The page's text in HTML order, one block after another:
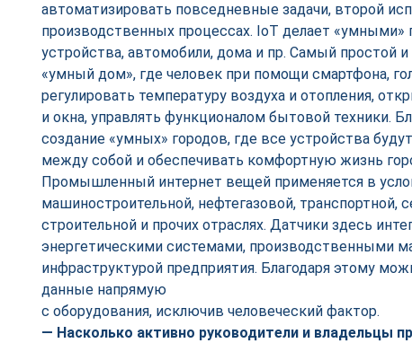
автоматизировать повседневные задачи, второй
производственных процессах. IoT делает
устройства, автомобили, дома и пр. Самый простой
«умный дом», где человек при помощи смартфона,
регулировать температуру воздуха и отопления,
и окна, управлять функционалом бытовой техники.
создание «умных» городов, где все устройства
между собой и обеспечивать комфортную жизнь
Промышленный интернет вещей применяется в
машиностроительной, нефтегазовой, транспортной,
строительной и прочих отраслях. Датчики здесь
энергетическими системами, производственными
инфраструктурой предприятия. Благодаря этому
данные напрямую
с оборудования, исключив человеческий фактор.
— Насколько активно руководители и владельцы